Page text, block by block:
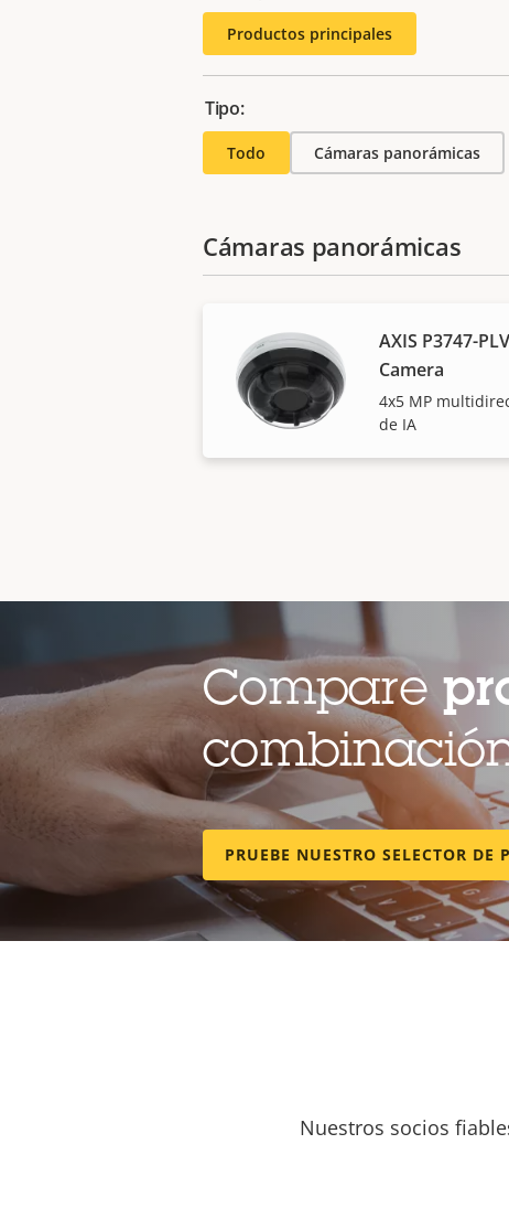
Productos principales
Tipo:
Todo Cámaras panorámicas
Cámaras panorámicas
AXIS P3747-
Camera
4x5 MP
de IA
Compare
PRUEBE NUESTRO SELECTOR DE
Nuestros socios